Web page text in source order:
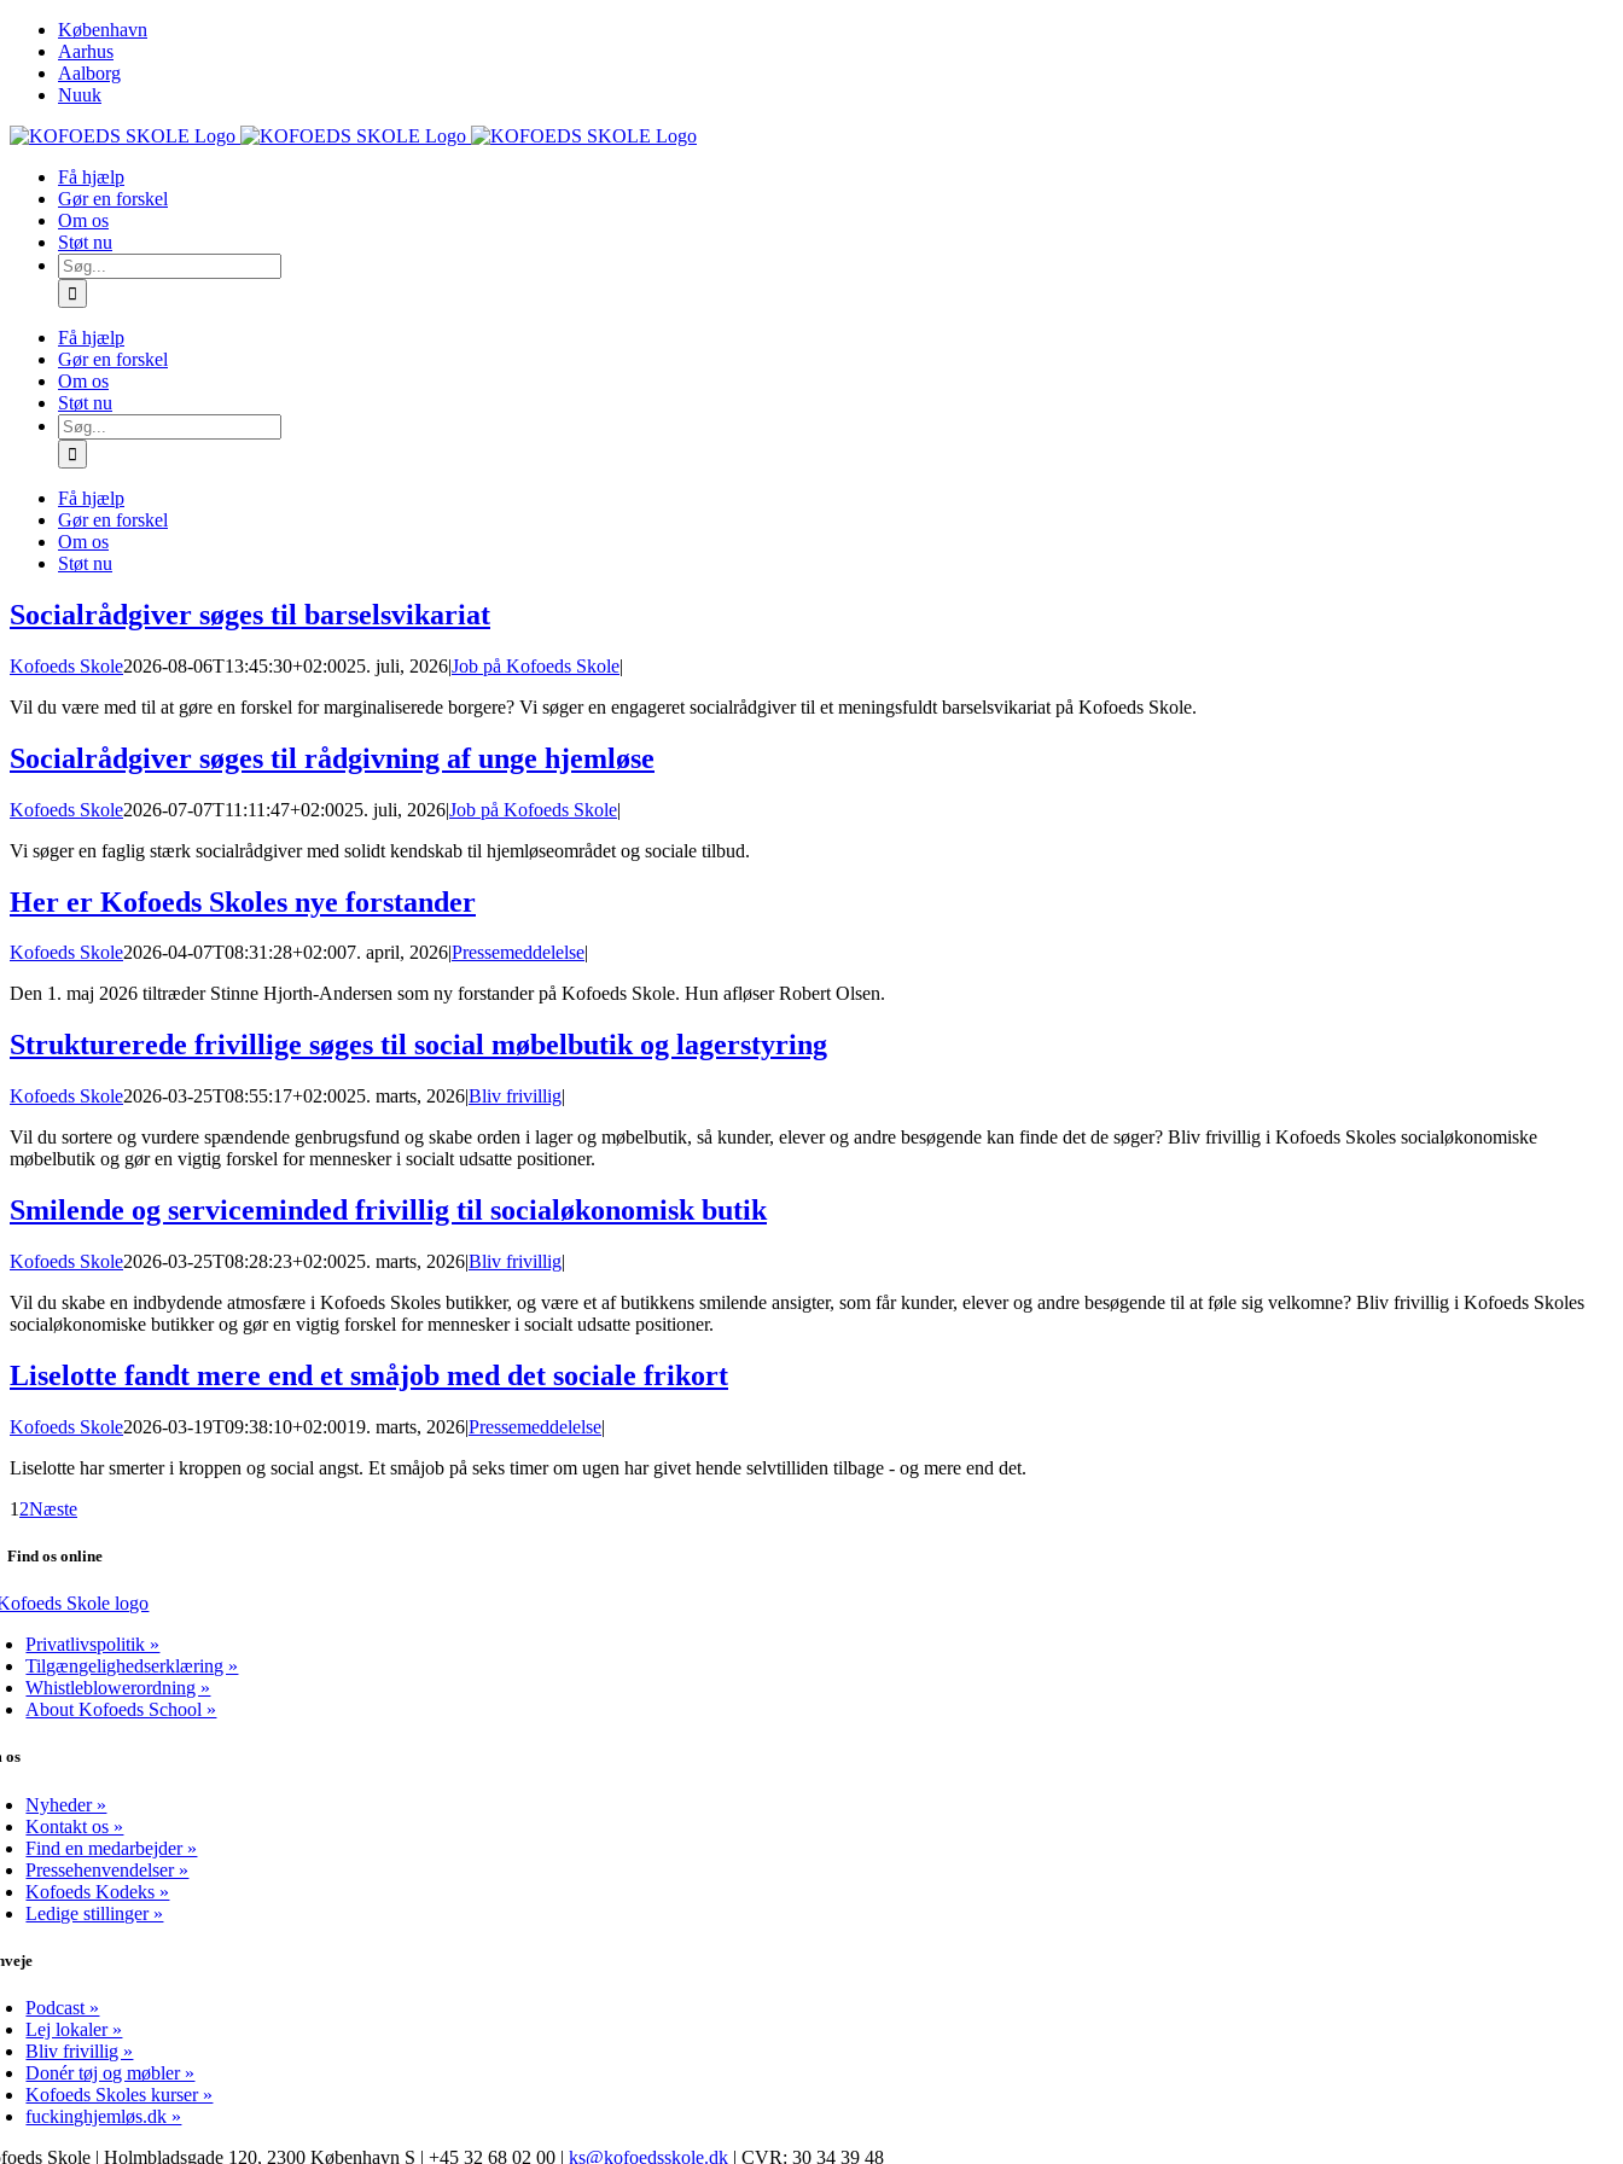
Skip
content
København
Aarhus
Aalborg
Nuuk
Få hjælp
Gør en forskel
Om os
Støt nu
Søg
efter:
Få hjælp
Gør en forskel
Om os
Støt nu
Søg
efter:
Få hjælp
Gør en forskel
Om os
Støt nu
Socialrådgiver søges til barselsvikariat
Kofoeds Skole2026-08-06T13:45:30+02:0025. juli, 2026|Job på Kofoeds Skole|
Vil du være med til at gøre en forskel for marginaliserede borgere? Vi søger en engageret socialrådgiver til et meningsfuldt barselsvikariat på Kofoeds Skole.
Socialrådgiver søges til rådgivning af unge hjemløse
Kofoeds Skole2026-07-07T11:11:47+02:0025. juli, 2026|Job på Kofoeds Skole|
Vi søger en faglig stærk socialrådgiver med solidt kendskab til hjemløseområdet og sociale tilbud.
Her er Kofoeds Skoles nye forstander
Kofoeds Skole2026-04-07T08:31:28+02:007. april, 2026|Pressemeddelelse|
Den 1. maj 2026 tiltræder Stinne Hjorth-Andersen som ny forstander på Kofoeds Skole. Hun afløser Robert Olsen.
Strukturerede frivillige søges til social møbelbutik og lagerstyring
Kofoeds Skole2026-03-25T08:55:17+02:0025. marts, 2026|Bliv frivillig|
Vil du sortere og vurdere spændende genbrugsfund og skabe orden i lager og møbelbutik, så kunder, elever og andre besøgende kan finde det de søger? Bliv frivillig i Kofoeds Skoles socialøkonomiske
møbelbutik og gør en vigtig forskel for mennesker i socialt udsatte positioner.
Smilende og serviceminded frivillig til socialøkonomisk butik
Kofoeds Skole2026-03-25T08:28:23+02:0025. marts, 2026|Bliv frivillig|
Vil du skabe en indbydende atmosfære i Kofoeds Skoles butikker, og være et af butikkens smilende ansigter, som får kunder, elever og andre besøgende til at føle sig velkomne? Bliv frivillig i Kofoeds Skoles
socialøkonomiske butikker og gør en vigtig forskel for mennesker i socialt udsatte positioner.
Liselotte fandt mere end et småjob med det sociale frikort
Kofoeds Skole2026-03-19T09:38:10+02:0019. marts, 2026|Pressemeddelelse|
Liselotte har smerter i kroppen og social angst. Et småjob på seks timer om ugen har givet hende selvtilliden tilbage - og mere end det.
1 2Næste
Find os online
Privatlivspolitik »
Tilgængelighedserklæring »
Whistleblowerordning »
About Kofoeds School »
os
Nyheder »
Kontakt os »
Find en medarbejder »
Pressehenvendelser »
Kofoeds Kodeks »
Ledige stillinger »
Podcast »
Lej lokaler »
Bliv frivillig »
Donér tøj og møbler »
Kofoeds Skoles kurser »
fuckinghjemløs.dk »
Skole | Holmbladsgade 120, 2300 København S | +45 32 68 02 00 |ks@kofoedsskole.dk | CVR: 30 34 39 48